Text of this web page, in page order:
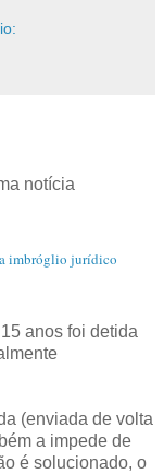
notícia
imbróglio jurídico
anos foi detida
(enviada de volta
a impede de
é solucionado, o